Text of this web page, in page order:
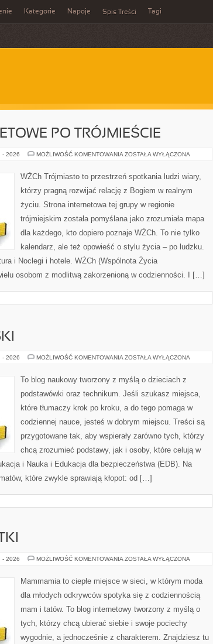
Kategorie Napoje Spis Treści Tagi
PO TRÓJMIEŚCIE
- 2026 MOŻLIWOŚĆ KOMENTOWANIA PODRÓŻE
TRÓJMIEŚCIE
ZOSTAŁA WYŁĄCZONA
WŻCh Trójmiasto to przestrzeń spotkania ludzi wiary,
którzy pragną rozwijać relację z Bogiem w realnym
życiu. Strona internetowa tej grupy w regionie
trójmiejskim została pomyślana jako zrozumiała mapa
dla każdego, kto dopiero poznaje WŻCh. To nie tylko
kalendarz, ale też opowieść o stylu życia – po ludzku.
i Noclegi i hotele. WŻCh (Wspólnota Życia
osobom z modlitwą zakorzenioną w codzienności. I […]
- 2026 MOŻLIWOŚĆ KOMENTOWANIA JĘZYK
ZOSTAŁA WYŁĄCZONA
To blog naukowy tworzony z myślą o dzieciach z
podstawówki oraz technikum. Jeśli szukasz miejsca,
które tłumaczy krok po kroku, a do tego pomaga w
codziennej nauce, jesteś w dobrym miejscu. Treści są
przygotowane tak, aby wspierały zarówno tych, którzy
chcą zrozumieć podstawy, jak i osoby, które celują w
i Nauka i Edukacja dla bezpieczeństwa (EDB). Na
które zwykle sprawiają kłopot: od […]
- 2026 MOŻLIWOŚĆ KOMENTOWANIA PORADY
ZOSTAŁA WYŁĄCZONA
Mammamia to ciepłe miejsce w sieci, w którym moda
dla młodych odkrywców spotyka się z codziennością
mam i tatów. To blog internetowy tworzony z myślą o
tych, którzy chcą ubierać siebie i swoje pociechy
wygodnie, a jednocześnie z charakterem. Znajdziesz tu